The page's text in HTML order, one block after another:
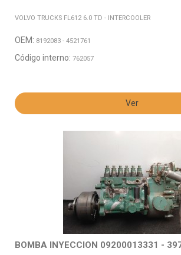
VOLVO TRUCKS FL612 6.0 TD - INTERCOOLER
OEM: 8192083 - 4521761
Código interno: 762057
Ver
BOMBA INYECCION 09200013331 -